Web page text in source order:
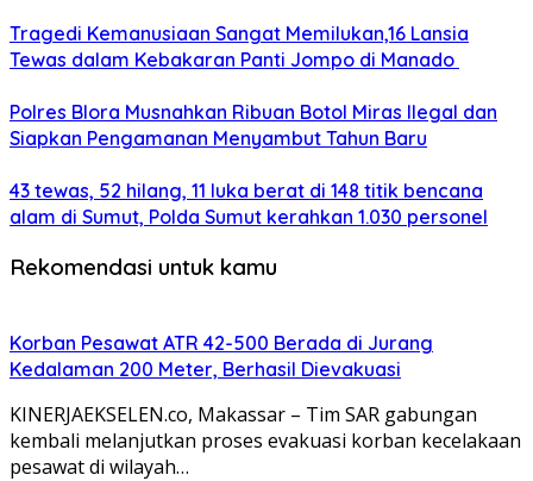
Tragedi Kemanusiaan Sangat Memilukan,16 Lansia
Tewas dalam Kebakaran Panti Jompo di Manado
Polres Blora Musnahkan Ribuan Botol Miras Ilegal dan
Siapkan Pengamanan Menyambut Tahun Baru
43 tewas, 52 hilang, 11 luka berat di 148 titik bencana
alam di Sumut, Polda Sumut kerahkan 1.030 personel
Rekomendasi untuk kamu
Korban Pesawat ATR 42-500 Berada di Jurang
Kedalaman 200 Meter, Berhasil Dievakuasi
KINERJAEKSELEN.co, Makassar – Tim SAR gabungan
kembali melanjutkan proses evakuasi korban kecelakaan
pesawat di wilayah…